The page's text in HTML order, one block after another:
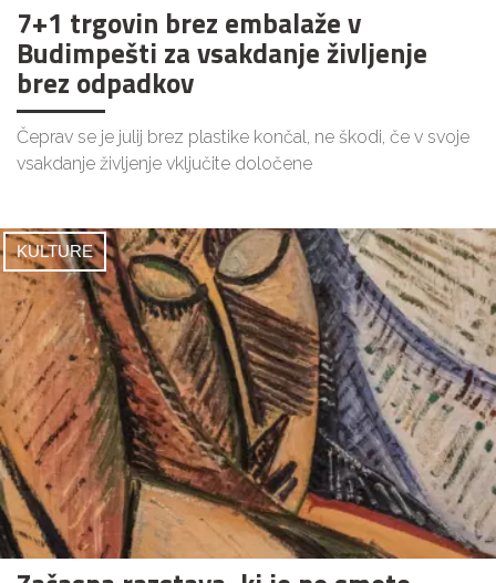
7+1 trgovin brez embalaže v
Budimpešti za vsakdanje življenje
brez odpadkov
Čeprav se je julij brez plastike končal, ne škodi, če v svoje
vsakdanje življenje vključite določene
KULTURE